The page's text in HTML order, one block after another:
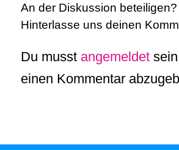
An der Diskussion beteiligen?
Hinterlasse uns deinen
Du musst angemeldet
einen Kommentar